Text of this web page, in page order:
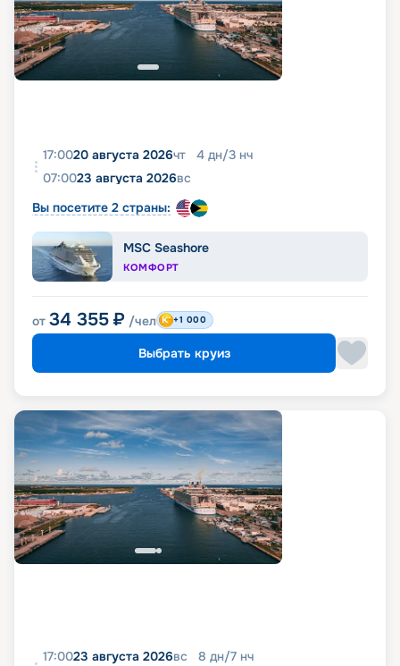
17:0020 августа 2026чт 4 дн/3 нч
07:0023 августа 2026вс
Вы посетите 2 страны:
MSC Seashore
КОМФОРТ
от 34 355 ₽ /чел +1 000
Выбрать круиз
17:0023 августа 2026вс 8 дн/7 нч